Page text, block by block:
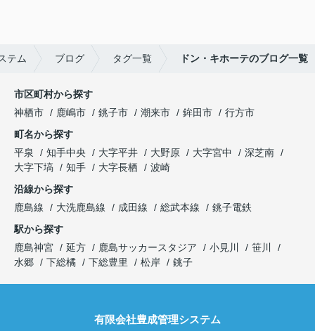
テム ブログ タグ一覧 ドン・キホーテのブログ一覧
市区町村から探す
神栖市
鹿嶋市 銚子市 潮来市 鉾田市
行方市
町名から探す
平泉
知手中央 大字平井 大野原 大字宮中
深芝南
大字下塙
知手 大字長栖
波崎
沿線から探す
鹿島線
大洗鹿島線 成田線 総武本線
銚子電鉄
駅から探す
鹿島神宮
延方 鹿島サッカースタジア 小見川
笹川
水郷
下総橘 下総豊里 松岸 銚子
有限会社豊成管理システム